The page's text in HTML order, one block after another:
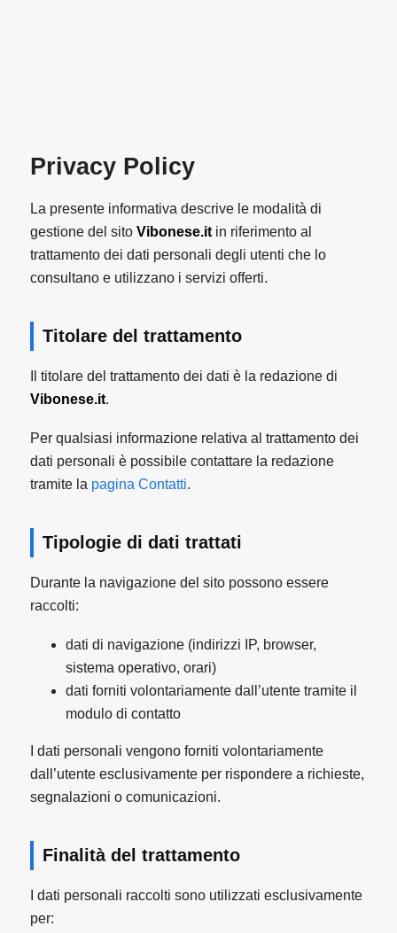
Privacy Policy
La presente informativa descrive le modalità di
gestione del sito Vibonese.it in riferimento al
trattamento dei dati personali degli utenti che lo
consultano e utilizzano i servizi offerti.
Titolare del trattamento
Il titolare del trattamento dei dati è la redazione di
Vibonese.it.
Per qualsiasi informazione relativa al trattamento dei
dati personali è possibile contattare la redazione
tramite la pagina Contatti.
Tipologie di dati trattati
Durante la navigazione del sito possono essere
raccolti:
dati di navigazione (indirizzi IP, browser,
sistema operativo, orari)
dati forniti volontariamente dall’utente tramite il
modulo di contatto
I dati personali vengono forniti volontariamente
dall’utente esclusivamente per rispondere a richieste,
segnalazioni o comunicazioni.
Finalità del trattamento
I dati personali raccolti sono utilizzati esclusivamente
per: